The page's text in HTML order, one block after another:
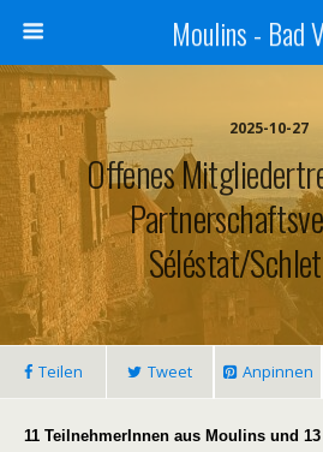
Moulins - Bad
2025-10-27
Offenes
Séléstat/
Teilen Tweet Anpinnen
11 TeilnehmerInnen aus Moulins und